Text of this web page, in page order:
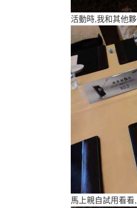
活動時,我和其他
馬上親自試用看